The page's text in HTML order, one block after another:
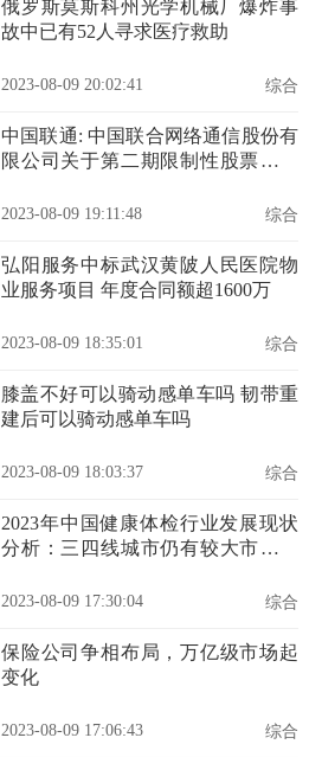
俄罗斯莫斯科州光学机械厂爆炸事
故中已有52人寻求医疗救助
2023-08-09 20:02:41 综合
中国联通: 中国联合网络通信股份有
限公司关于第二期限制性股票激励
成的公告
2023-08-09 19:11:48 综合
弘阳服务中标武汉黄陂人民医院物
业服务项目 年度合同额超1600万
2023-08-09 18:35:01 综合
膝盖不好可以骑动感单车吗 韧带重
建后可以骑动感单车吗
2023-08-09 18:03:37 综合
2023年中国健康体检行业发展现状
分析：三四线城市仍有较大市场开
2023-08-09 17:30:04 综合
保险公司争相布局，万亿级市场起
变化
2023-08-09 17:06:43 综合